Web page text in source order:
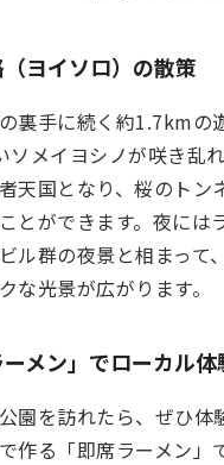
ヨイソロ）の散策
裏手に続く約1.7kmの
ソメイヨシノが咲き乱
天国となり、桜のトン
とができます。夜には
ル群の夜景と相まって
な光景が広がります。
ーメン」でローカル体
園を訪れたら、ぜひ体
作る「即席ラーメン」